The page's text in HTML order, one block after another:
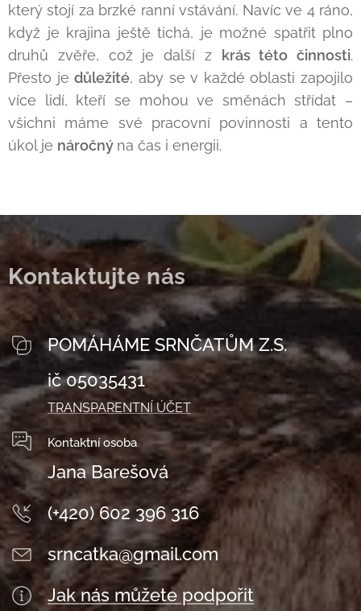
který stojí za brzké ranní vstávání. Navíc ve 4 ráno,
když je krajina ještě tichá, je možné spatřit plno
druhů zvěře, což je další z
krás této činnosti.
Přesto jedůležité, aby se v každé oblasti zapojilo
více lidí, kteří se mohou ve směnách střídat –
všichni máme své pracovní povinnosti a tento
úkol je náročný na čas i energii.
Kontaktujte nás
POMÁHÁME SRNČATŮM Z.S.
ič 05035431
TRANSPARENTNÍ ÚČET
Kontaktní osoba
Jana Barešová
(+420) 602 396 316
srncatka@gmail.com
Jak nás můžete podpořit